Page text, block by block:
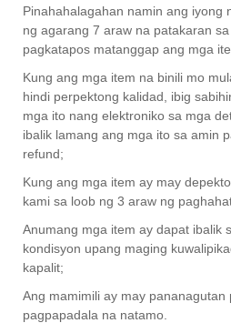
Pinahahalagahan namin ang iyong
ng agarang 7 araw na patakaran
pagkatapos matanggap ang mga
Kung ang mga item na binili mo
hindi perpektong kalidad, ibig
mga ito nang elektroniko sa mga
ibalik lamang ang mga ito sa amin
refund;
Kung ang mga item ay may
kami sa loob ng 3 araw ng
Anumang mga item ay dapat ibalik
kondisyon upang maging
kapalit;
Ang mamimili ay may
pagpapadala na natamo.